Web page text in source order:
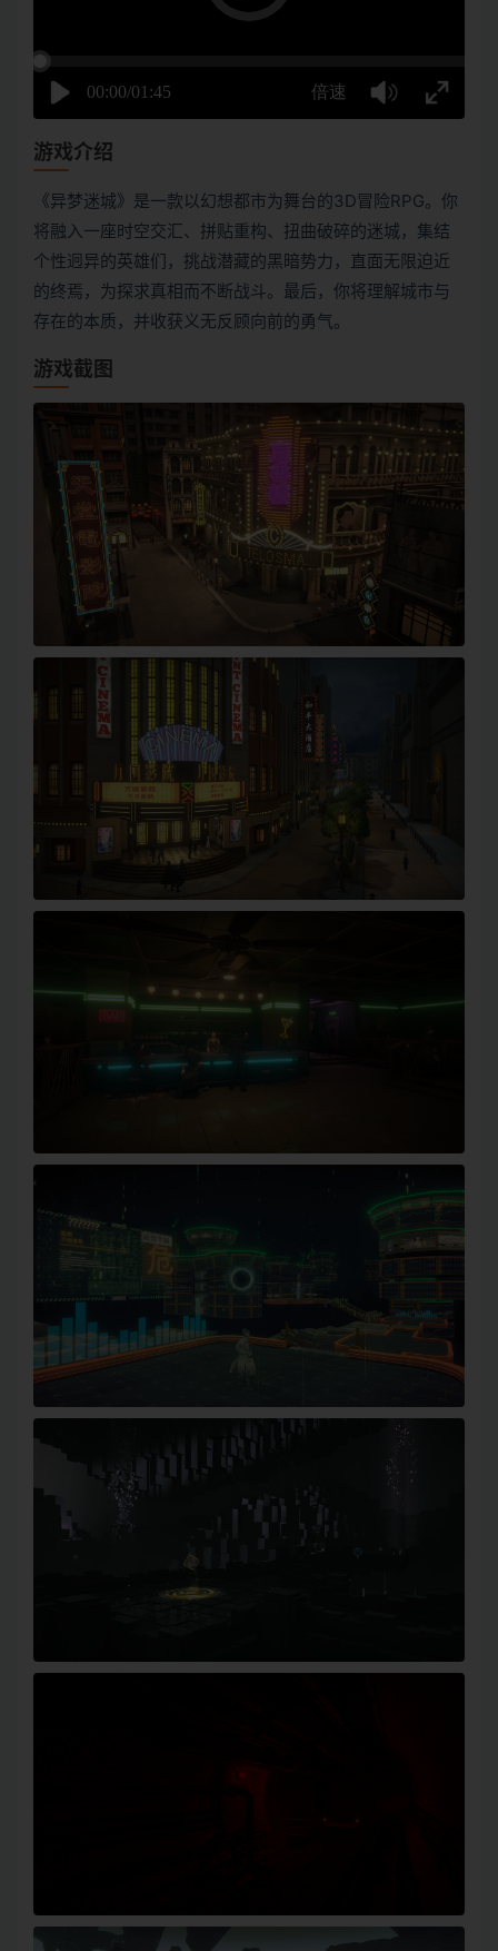
游戏介绍
《异梦迷城》是一款以幻想都市为舞台的3D冒险RPG。你
将融入一座时空交汇、拼贴重构、扭曲破碎的迷城，集结
个性迥异的英雄们，挑战潜藏的黑暗势力，直面无限迫近
的终焉，为探求真相而不断战斗。最后，你将理解城市与
存在的本质，并收获义无反顾向前的勇气。
游戏截图